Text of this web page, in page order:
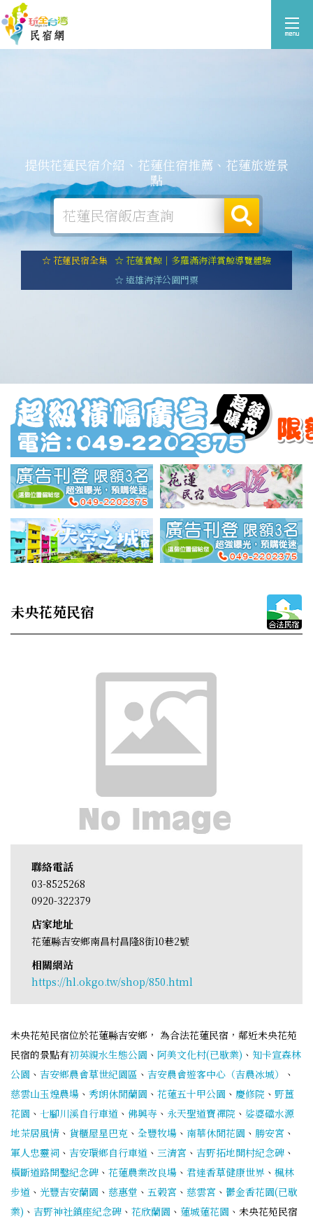
提供花蓮民宿介紹、花蓮住宿推薦、花蓮旅遊景
點
☆ 花蓮民宿全集 ☆ 花蓮賞鯨｜多羅滿海洋賞鯨導覽體驗
☆ 遠雄海洋公園門票
未央花苑民宿
聯絡電話
03-8525268
0920-322379
店家地址
花蓮縣吉安鄉南昌村昌隆8街10巷2號
相關網站
https://hl.okgo.tw/shop/850.html
未央花苑民宿位於花蓮縣吉安鄉， 為合法花蓮民宿，鄰近未央花苑
民宿的景點有初英親水生態公園 、 阿美文化村(已歇業) 、 知卡宣森林
公園 、 吉安鄉農會草世紀園區 、 吉安農會遊客中心（吉農冰城）
、
慈雲山玉煌農場 、 秀朗休閒蘭園 、 花蓮五十甲公園 、 慶修院 、 野薑
花園 、 七腳川溪自行車道 、 佛興寺 、 永天聖道寶禪院 、 娑婆礑水源
地茶居風情 、 貨櫃屋星巴克 、 全豐牧場 、 南華休閒花園 、 勝安宮 、
軍人忠靈祠 、 吉安環鄉自行車道 、 三清宮 、 吉野拓地開村紀念碑 、
橫斷道路開鑿紀念碑 、 花蓮農業改良場 、 君達香草健康世界 、 楓林
步道 、 光豐吉安蘭園 、 慈惠堂 、 五榖宮 、 慈雲宮 、 鬱金香花園(已歇
業) 、 吉野神社鎮座紀念碑 、 花欣蘭園 、 蓮城蓮花園 、未央花苑民宿